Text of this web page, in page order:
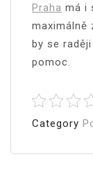
Praha má i
maximálně
by se
pomoc.
Category